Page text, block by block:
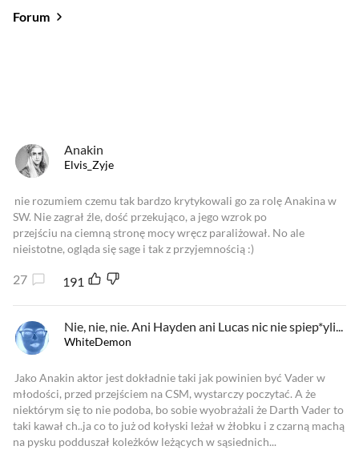
Forum
Anakin
Elvis_Zyje
nie rozumiem czemu tak bardzo krytykowali go za rolę Anakina w
SW. Nie zagrał źle, dość przekująco, a jego wzrok po
przejściu na ciemną stronę mocy wręcz paraliżował. No ale
nieistotne, ogląda się sage i tak z przyjemnością :)
27 191
Nie, nie, nie. Ani Hayden ani Lucas nic nie spiep*yli...
WhiteDemon
Jako Anakin aktor jest dokładnie taki jak powinien być Vader w
młodości, przed przejściem na CSM, wystarczy poczytać. A że
niektórym się to nie podoba, bo sobie wyobrażali że Darth Vader to
taki kawał ch..ja co to już od kołyski leżał w żłobku i z czarną machą
na pysku podduszał koleżków leżących w sąsiednich...